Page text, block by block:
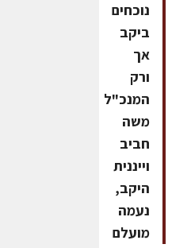
נוכחים
ביקב
אך
ורק
המנכ"ל
משה
חביב
וייננית
היקב,
נעמה
מועלם